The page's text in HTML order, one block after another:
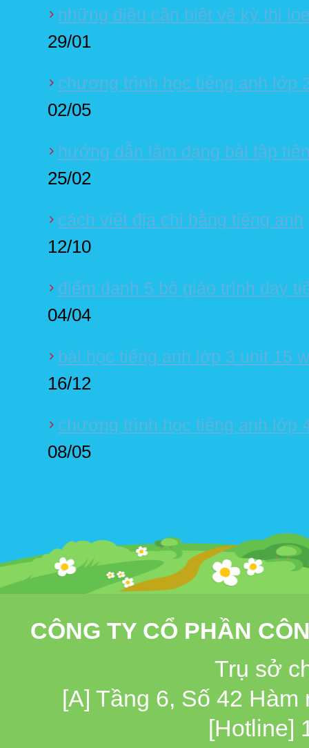
những điều cần biết về kỳ thi
29/01
chương trình học tiếng anh lớp
02/05
hướng dẫn làm dạng bài tập
25/02
cách viết địa chỉ bằng tiếng anh
12/10
điểm danh 5 bộ giáo trình dạy
04/04
bài học tiếng anh lớp 3 unit 15
16/12
chương trình học tiếng anh lớp
08/05
CÔNG TY CỔ PHẦN
Trụ sở
[A] Tầng 6, Số 42
[Hotline]